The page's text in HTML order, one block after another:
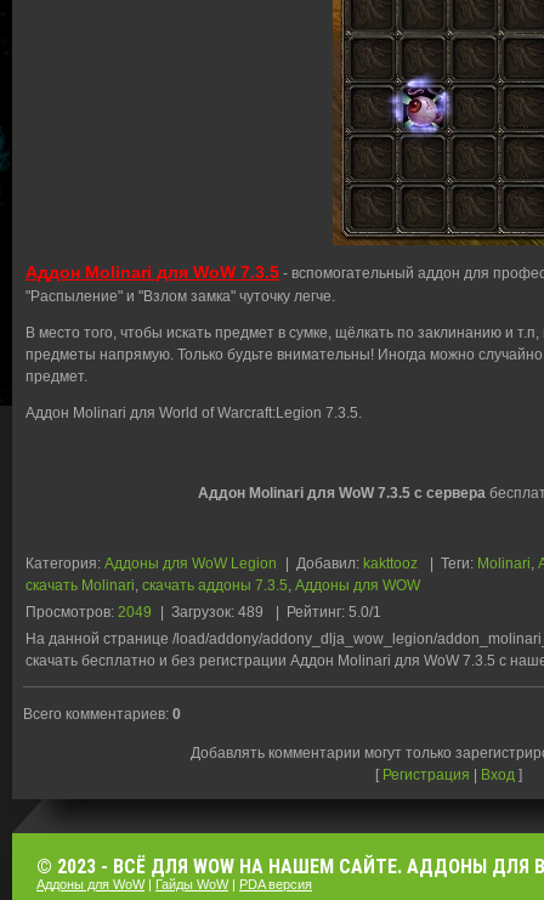
Аддон Molinari для WoW 7.3.5 - вспомогательный аддон для
"Распыление" и "Взлом замка" чуточку легче.
В место того, чтобы искать предмет в сумке, щёлкать по заклинанию и
предметы напрямую. Только будьте внимательны! Иногда можно
предмет.
Аддон Molinari для World of Warcraft:Legion 7.3.5.
Аддон Molinari для WoW 7.3.5 с сервера
Категория: Аддоны для WoW Legion | Добавил: kakttooz | Теги: Molinari ,
скачать Molinari скачать аддоны 7.3.5 Аддоны для WOW
Просмотров: 2049 | Загрузок: 489 | Рейтинг: 5.0/1
На данной странице /load/addony/addony_dlja_wow_legion/
скачать бесплатно и без регистрации Аддон Molinari для WoW 7.3.5 с
Всего комментариев: 0
Добавлять комментарии могут только
[ Регистрация | Вход ]
© 2023 - ВСЁ ДЛЯ WOW НА НАШЕМ САЙТЕ. АДДОНЫ ДЛЯ
Аддоны для WoW| Гайды WoW| PDA версия